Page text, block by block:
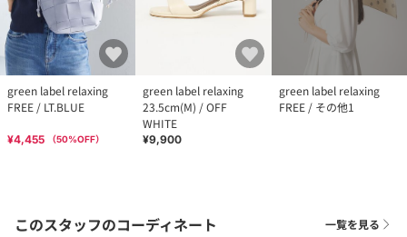
green label relaxing
FREE / LT.BLUE
¥4,455 （50%OFF）
green label relaxing
23.5cm(M) / OFF
WHITE
¥9,900
green label relaxing
FREE / その他1
このスタッフのコーディネート 一覧を見る